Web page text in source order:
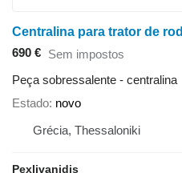
690 € Sem impostos
Peça sobressalente - centralina
Estado novo
Grécia, Thessaloniki
Pexlivanidis